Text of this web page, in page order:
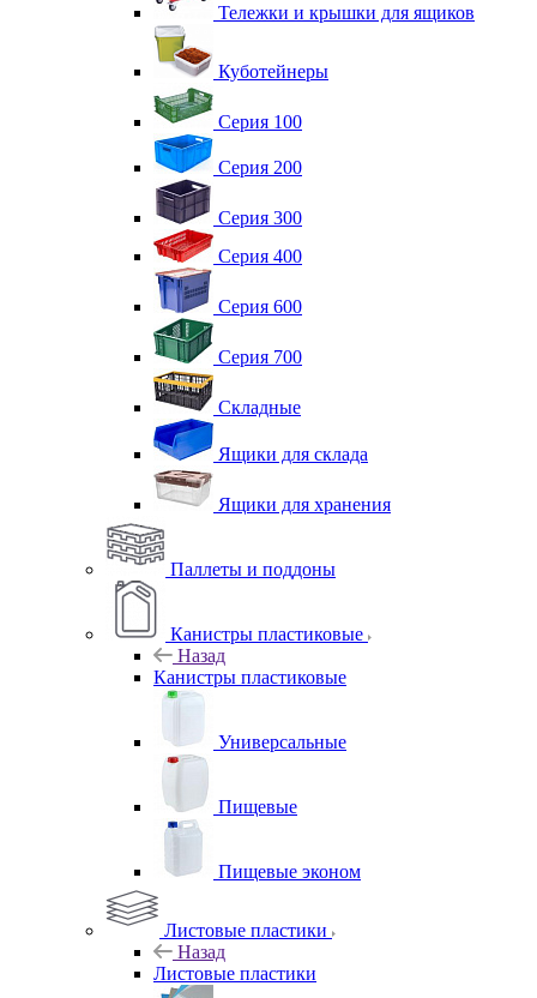
Тележки и крышки для ящиков
Куботейнеры
Серия 100
Серия 200
Серия 300
Серия 400
Серия 600
Серия 700
Складные
Ящики для склада
Ящики для хранения
Паллеты и поддоны
Канистры пластиковые
Назад
Канистры пластиковые
Универсальные
Пищевые
Пищевые эконом
Листовые пластики
Назад
Листовые пластики